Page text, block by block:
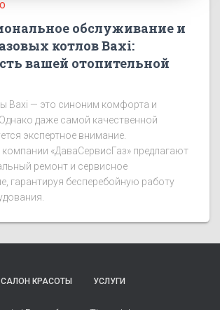
обслуживание и
котлов Baxi:
вашей отопительной
Baxi — это синоним комфорта и
даже самой качественной
экспертное внимание.
«ДаваСервисГаз» предлагают
ремонт и сервисное
гарантируя бесперебойную работу
САЛОН КРАСОТЫ УСЛУГИ